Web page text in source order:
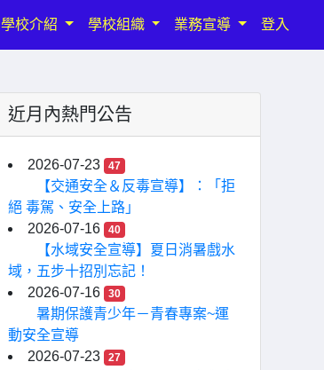
學校介紹 學校組織 業務宣導 登入
近月內熱門公告
2026-07-23 47
【交通安全＆反毒宣導】：「拒
絕 毒駕、安全上路」
2026-07-16
40
【水域安全宣導】夏日消暑戲水
域，五步十招別忘記！
2026-07-16
30
暑期保護青少年－青春專案~運
動安全宣導
2026-07-23
27